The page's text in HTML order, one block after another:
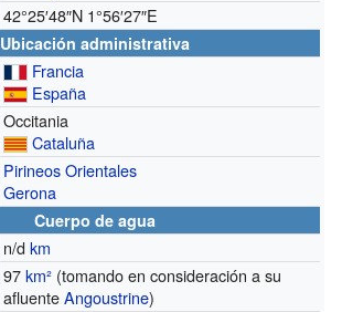
42°25′48″N 1°56′27″E
Ubicación administrativa
Francia
España
Occitania
Cataluña
Pirineos Orientales
Gerona
Cuerpo de agua
n/dkm
97km² (tomando en consideración a su
afluenteAngoustrine)